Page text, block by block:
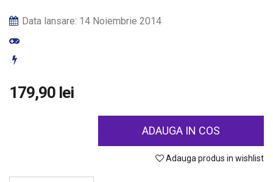
Data lansare: 14 Noiembrie 2014
179,90 lei
ADAUGA IN COS
Adauga produs in wishlist